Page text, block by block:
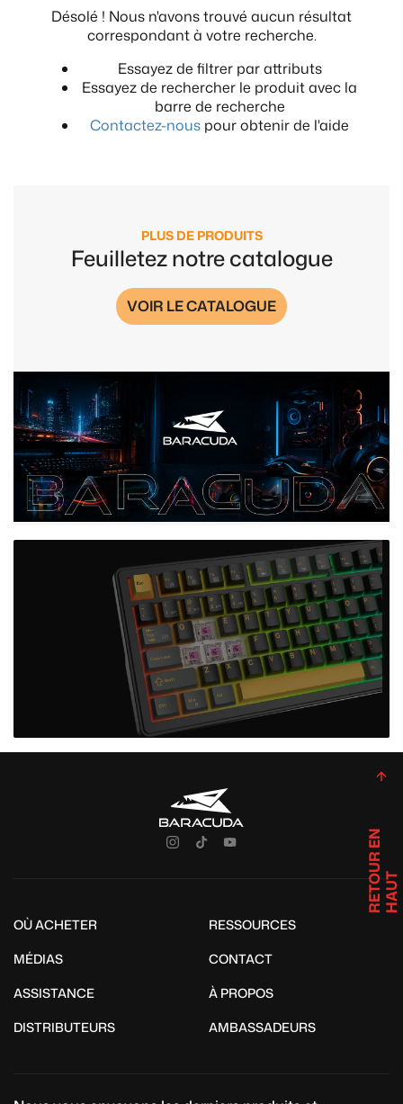
Désolé ! Nous n'avons trouvé aucun résultat
correspondant à votre recherche.
Essayez de filtrer par attributs
Essayez de rechercher le produit avec la
barre de recherche
Contactez-nous pour obtenir de l'aide
PLUS DE PRODUITS
Feuilletez notre catalogue
VOIR LE CATALOGUE
OÙ ACHETER
RESSOURCES
MÉDIAS
CONTACT
ASSISTANCE
À PROPOS
DISTRIBUTEURS
AMBASSADEURS
R
E
TO
U
R
E
N
H
A
UT